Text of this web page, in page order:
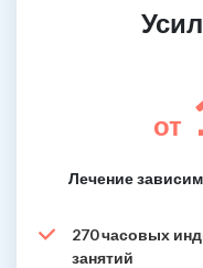
от
Лечение
270 часовых
занятий